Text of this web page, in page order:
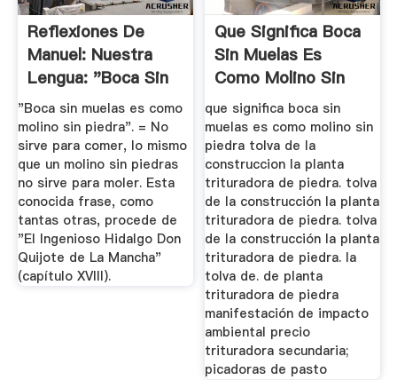
Reflexiones De
Manuel: Nuestra
Lengua: "Boca Sin
Muelas...."
"Boca sin muelas es como
molino sin piedra". = No
sirve para comer, lo mismo
que un molino sin piedras
no sirve para moler. Esta
conocida frase, como
tantas otras, procede de
"El Ingenioso Hidalgo Don
Quijote de La Mancha"
(capítulo XVIII).
Que Significa Boca
Sin Muelas Es
Como Molino Sin
Piedra ...
que significa boca sin
muelas es como molino sin
piedra tolva de la
construccion la planta
trituradora de piedra. tolva
de la construcción la planta
trituradora de piedra. tolva
de la construcción la planta
trituradora de piedra. la
tolva de. de planta
trituradora de piedra
manifestación de impacto
ambiental precio
trituradora secundaria;
picadoras de pasto